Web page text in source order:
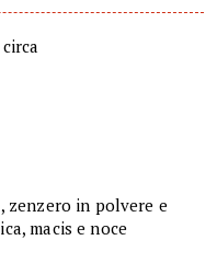
zenzero in polvere e
macis e noce